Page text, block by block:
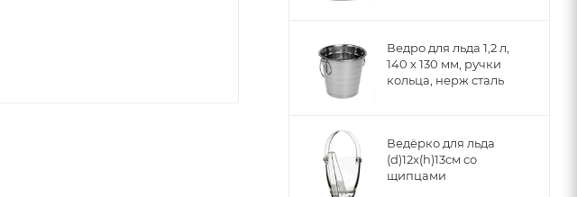
Ведро для льда 1,2 л,
140 х 130 мм, ручки
кольца, нерж сталь
Ведёрко для льда
(d)12x(h)13см со
щипцами